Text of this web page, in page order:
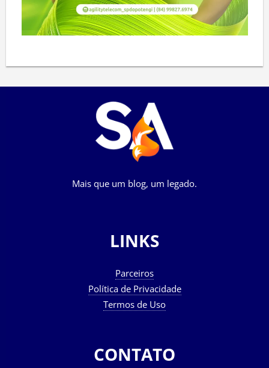
Mais que um blog, um legado.
LINKS
Parceiros
Política de Privacidade
Termos de Uso
CONTATO